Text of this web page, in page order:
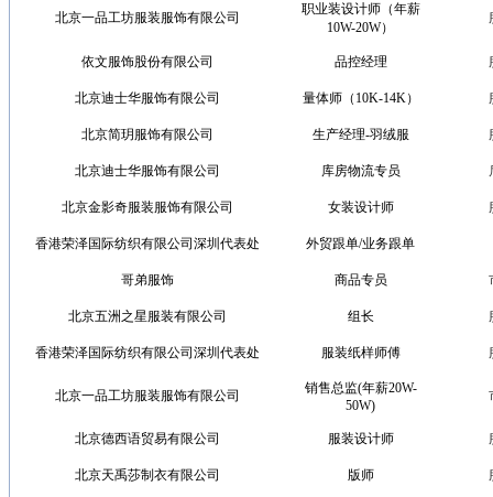
北京一品工坊服装服饰有限公司
职业装设计师（年薪
10W-20W）
依文服饰股份有限公司 品控经理
北京迪士华服饰有限公司 量体师（10K-14K）
北京简玥服饰有限公司 生产经理-羽绒服
北京迪士华服饰有限公司 库房物流专员
北京金影奇服装服饰有限公司 女装设计师
香港荣泽国际纺织有限公司深圳代表处 外贸跟单/业务跟单
哥弟服饰 商品专员
北京五洲之星服装有限公司 组长
香港荣泽国际纺织有限公司深圳代表处 服装纸样师傅
北京一品工坊服装服饰有限公司
销售总监(年薪20W-
50W)
北京德西语贸易有限公司 服装设计师
北京天禹莎制衣有限公司 版师